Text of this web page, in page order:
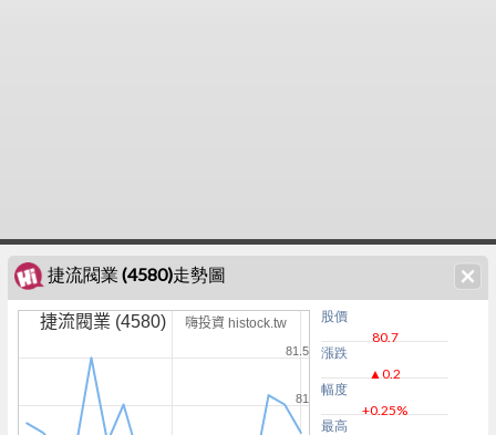
捷流閥業 (4580)走勢圖
捷流閥業 (4580) 嗨投資 histock.tw
81
81.5
股價
80.7
漲跌
▲0.2
幅度
+0.25%
最高